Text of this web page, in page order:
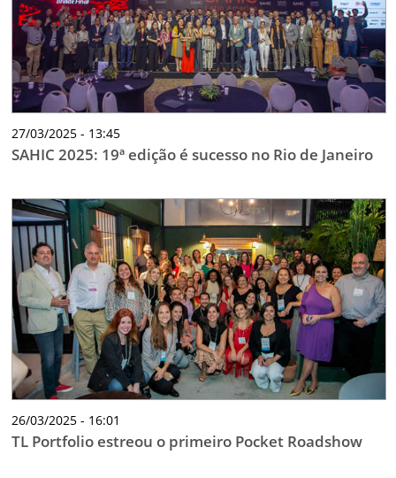
27/03/2025 - 13:45
SAHIC 2025: 19ª edição é sucesso no Rio de Janeiro
26/03/2025 - 16:01
TL Portfolio estreou o primeiro Pocket Roadshow